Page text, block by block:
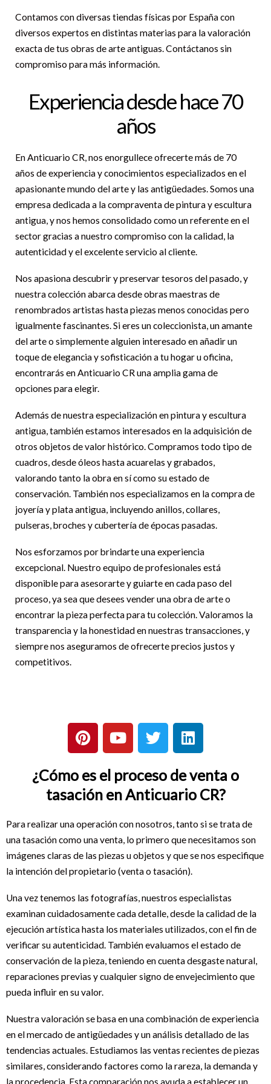
Contamos con diversas tiendas físicas por España con
diversos expertos en distintas materias para la valoración
exacta de tus obras de arte antiguas. Contáctanos sin
compromiso para más información.
Experiencia desde hace 70
años
En Anticuario CR, nos enorgullece ofrecerte más de 70
años de experiencia y conocimientos especializados en el
apasionante mundo del arte y las antigüedades. Somos una
empresa dedicada a la compraventa de pintura y escultura
antigua, y nos hemos consolidado como un referente en el
sector gracias a nuestro compromiso con la calidad, la
autenticidad y el excelente servicio al cliente.
Nos apasiona descubrir y preservar tesoros del pasado, y
nuestra colección abarca desde obras maestras de
renombrados artistas hasta piezas menos conocidas pero
igualmente fascinantes. Si eres un coleccionista, un amante
del arte o simplemente alguien interesado en añadir un
toque de elegancia y sofisticación a tu hogar u oficina,
encontrarás en Anticuario CR una amplia gama de
opciones para elegir.
Además de nuestra especialización en pintura y escultura
antigua, también estamos interesados en la adquisición de
otros objetos de valor histórico. Compramos todo tipo de
cuadros, desde óleos hasta acuarelas y grabados,
valorando tanto la obra en sí como su estado de
conservación. También nos especializamos en la compra de
joyería y plata antigua, incluyendo anillos, collares,
pulseras, broches y cubertería de épocas pasadas.
Nos esforzamos por brindarte una experiencia
excepcional. Nuestro equipo de profesionales está
disponible para asesorarte y guiarte en cada paso del
proceso, ya sea que desees vender una obra de arte o
encontrar la pieza perfecta para tu colección. Valoramos la
transparencia y la honestidad en nuestras transacciones, y
siempre nos aseguramos de ofrecerte precios justos y
competitivos.
P
i
t
e
r
e
s
t
Y
o
t
u
b
e
T
w
t
t
e
r
L
i
k
e
d
i
n
¿Cómo es el proceso de venta o
tasación en Anticuario CR?
Para realizar una operación con nosotros, tanto si se trata de
una tasación como una venta, lo primero que necesitamos son
imágenes claras de las piezas u objetos y que se nos especifique
la intención del propietario (venta o tasación).
Una vez tenemos las fotografías, nuestros especialistas
examinan cuidadosamente cada detalle, desde la calidad de la
ejecución artística hasta los materiales utilizados, con el fin de
verificar su autenticidad. También evaluamos el estado de
conservación de la pieza, teniendo en cuenta desgaste natural,
reparaciones previas y cualquier signo de envejecimiento que
pueda influir en su valor.
Nuestra valoración se basa en una combinación de experiencia
en el mercado de antigüedades y un análisis detallado de las
tendencias actuales. Estudiamos las ventas recientes de piezas
similares, considerando factores como la rareza, la demanda y
la procedencia. Esta comparación nos ayuda a establecer un